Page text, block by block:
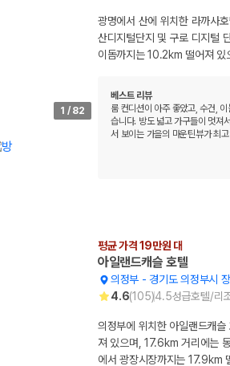
1 / 82
광명에서 산에 위치한 라까사
산디지털단지 및 구로 디지털
이돔까지는 10.2km 떨어져 있
베스트 리뷰
룸 컨디션이 아주 좋았고, 수건,
습니다. 방도 넓고 가구들이 멋져
서 보이는 가을의 마운틴뷰가 최
평균 가격 19만원 대
아일랜드캐슬 호텔
의정부 -경기도 의정부시
4.6(105)4.5성급호텔/리
의정부에 위치한 아일랜드캐
져 있으며, 17.6km 거리에는
에서 광장시장까지는 17.9km